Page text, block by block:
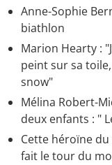
Anne-Sophie
biathlon
Marion Hearty :
peint sur sa
snow"
Mélina Robert-
deux enfants : "
Cette héroïne du
fait le tour du